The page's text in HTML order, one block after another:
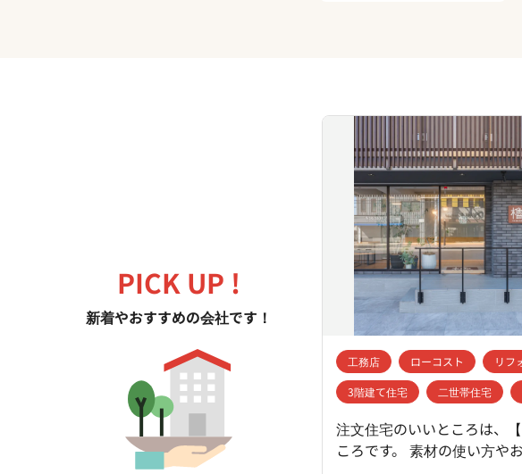
PICK UP !
新着やおすすめの会社です！
工務店 ローコスト
リフ
3階建て住宅
二世帯住宅
注文住宅のいいところは、
ころです。 素材の使い方やお客様と優先順位を整理する